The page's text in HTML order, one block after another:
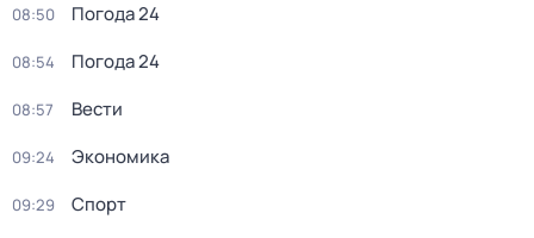
08:50 Погода 24
08:54 Погода 24
08:57 Вести
09:24 Экономика
09:29 Спорт